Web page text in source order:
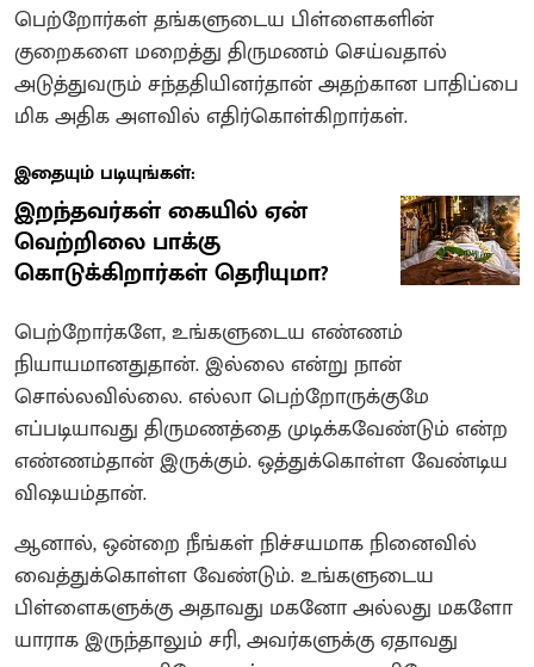
பெற்றோர்கள் தங்களுடைய பிள்ளைகளின்
குறைகளை மறைத்து திருமணம் செய்வதால்
அடுத்துவரும் சந்ததியினர்தான் அதற்கான பாதிப்பை
மிக அதிக அளவில் எதிர்கொள்கிறார்கள்.
இதையும் படியுங்கள்:
இறந்தவர்கள் கையில் ஏன்
வெற்றிலை பாக்கு
கொடுக்கிறார்கள் தெரியுமா?
பெற்றோர்களே, உங்களுடைய எண்ணம்
நியாயமானதுதான். இல்லை என்று நான்
சொல்லவில்லை. எல்லா பெற்றோருக்குமே
எப்படியாவது திருமணத்தை முடிக்கவேண்டும் என்ற
எண்ணம்தான் இருக்கும். ஒத்துக்கொள்ள வேண்டிய
விஷயம்தான்.
ஆனால், ஒன்றை நீங்கள் நிச்சயமாக நினைவில்
வைத்துக்கொள்ள வேண்டும். உங்களுடைய
பிள்ளைகளுக்கு அதாவது மகனோ அல்லது மகளோ
யாராக இருந்தாலும் சரி, அவர்களுக்கு ஏதாவது